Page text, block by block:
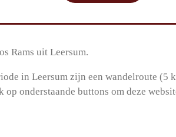
Rams uit Leersum.
in Leersum zijn een wandelroute
op onderstaande buttons om deze